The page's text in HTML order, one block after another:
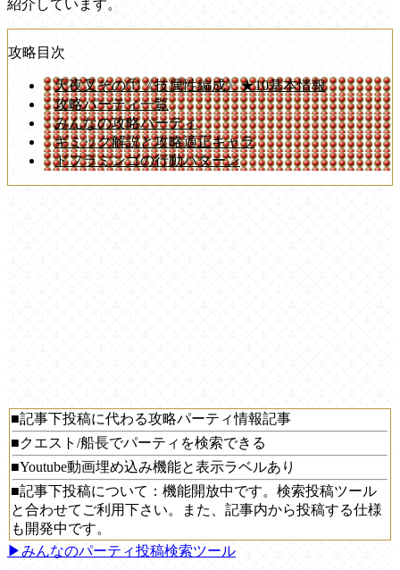
紹介しています。
攻略目次
天夜叉その①《技属性編成》★10基本情報
攻略パーティ一覧
みんなの攻略パーティ
ギミック解説と攻略適正キャラ
ドフラミンゴの行動パターン
■記事下投稿に代わる攻略パーティ情報記事
■クエスト/船長でパーティを検索できる
■Youtube動画埋め込み機能と表示ラベルあり
■記事下投稿について：機能開放中です。検索投稿ツール
と合わせてご利用下さい。また、記事内から投稿する仕様
も開発中です。
▶みんなのパーティ投稿検索ツール